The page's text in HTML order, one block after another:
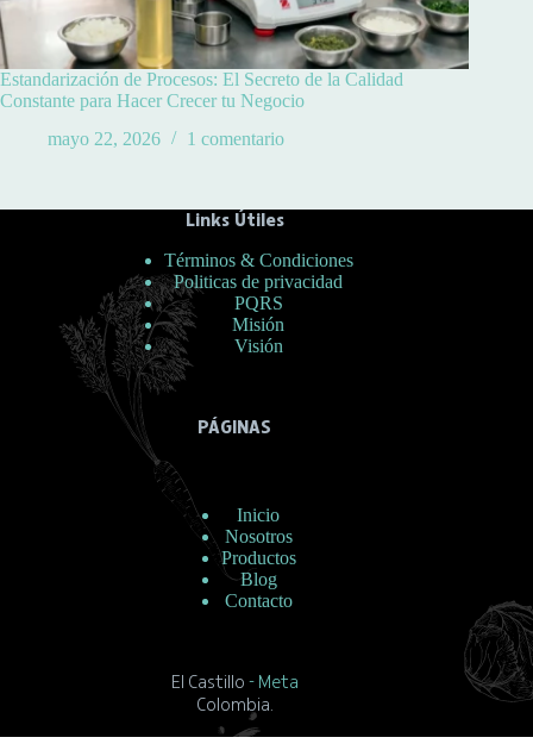
Estandarización de Procesos: El Secreto de la Calidad
Constante para Hacer Crecer tu Negocio
mayo 22, 2026
1 comentario
Links Útiles
Términos & Condiciones
Politicas de privacidad
PQRS
Misión
Visión
PÁGINAS
Inicio
Nosotros
Productos
Blog
Contacto
El Castillo - Meta
Colombia.